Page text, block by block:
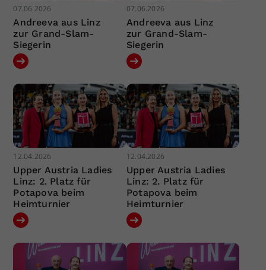
07.06.2026
Andreeva aus Linz
zur Grand-Slam-
Siegerin
07.06.2026
Andreeva aus Linz
zur Grand-Slam-
Siegerin
12.04.2026
Upper Austria Ladies
Linz: 2. Platz für
Potapova beim
Heimturnier
12.04.2026
Upper Austria Ladies
Linz: 2. Platz für
Potapova beim
Heimturnier